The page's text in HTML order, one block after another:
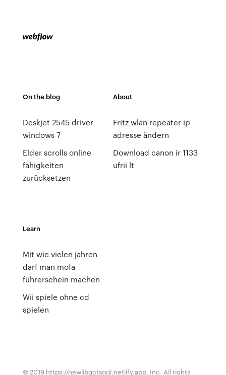
On the blog
Deskjet 2545 driver
windows 7
Elder scrolls online
fähigkeiten
zurücksetzen
About
Fritz wlan repeater ip
adresse ändern
Download canon ir 1133
ufrii lt
Learn
Mit wie vielen jahren
darf man mofa
führerschein machen
Wii spiele ohne cd
spielen
© 2019 https://newlibgctsgql.netlify.app, Inc. All rights